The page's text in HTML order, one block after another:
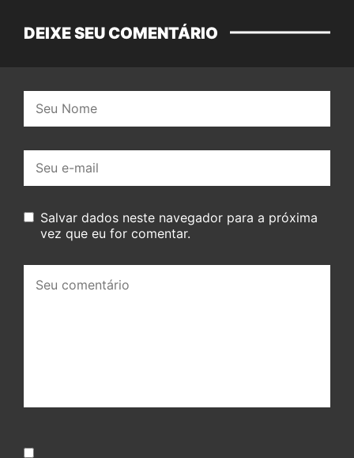
DEIXE SEU COMENTÁRIO
mail:
Salvar dados neste navegador para a próxima
vez que eu for comentar.
comentário: